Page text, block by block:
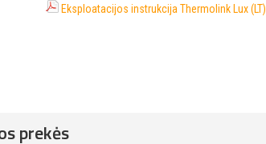
Eksploatacijos instrukcija Thermolink Lux (LT)
prekės